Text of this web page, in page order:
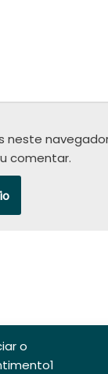
o
neste
comentar.